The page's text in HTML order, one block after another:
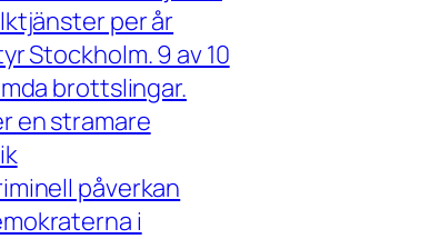
per år
Stockholm. 9 av 10
brottslingar.
en stramare
påverkan
i